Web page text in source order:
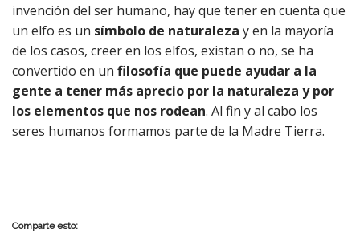
invención del ser humano, hay que tener en cuenta que
un elfo es un símbolo de naturaleza y en la mayoría
de los casos, creer en los elfos, existan o no, se ha
convertido en un filosofía que puede ayudar a la
gente a tener más aprecio por la naturaleza y por
los elementos que nos rodean. Al fin y al cabo los
seres humanos formamos parte de la Madre Tierra.
Comparte esto: